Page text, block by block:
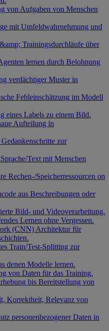
von Aufgaben von Menschen
mit Umfeldwahrnehmung und
Trainingsdurchläufe über
lernen durch Belohnung
verdächtiger Muster in
Fehleinschätzung im Modell
eines Labels zu einem Bild.
Aufteilung in
zur
Text mit Menschen
Rechen-/Speicherressourcen on
aus Beschreibungen oder
Bild- und Videoverarbeitung.
Lernen ohne Vergessen.
(CNN) Architektur für
Train/Test-Splitting zur
denen Modelle lernen.
von Daten für das Training.
bis Bereitstellung von
Korrektheit, Relevanz von
personenbezogener Daten in